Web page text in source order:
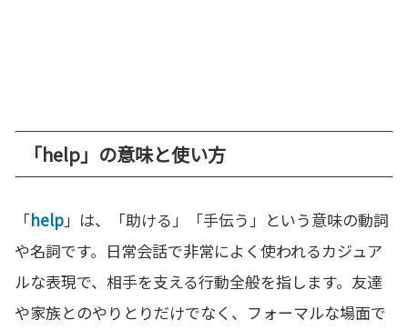
「help」の意味と使い方
「help」は、「助ける」「手伝う」という意味の動詞
や名詞です。日常会話で非常によく使われるカジュア
ルな表現で、相手を支える行動全般を指します。友達
や家族とのやりとりだけでなく、フォーマルな場面で